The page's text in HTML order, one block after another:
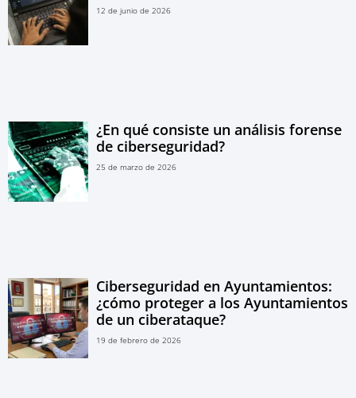
12 de junio de 2026
¿En qué consiste un análisis forense
de ciberseguridad?
25 de marzo de 2026
Ciberseguridad en Ayuntamientos:
¿cómo proteger a los Ayuntamientos
de un ciberataque?
19 de febrero de 2026